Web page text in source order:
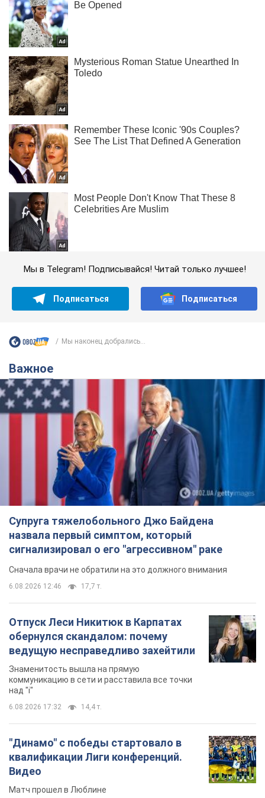
Мы в Telegram! Подписывайся! Читай только лучшее!
Подписаться Подписаться
Мы наконец добрались...
Важное
Супруга тяжелобольного Джо Байдена
назвала первый симптом, который
сигнализировал о его "агрессивном" раке
Сначала врачи не обратили на это должного внимания
6.08.2026 12:46 17,7 т.
Отпуск Леси Никитюк в Карпатах
обернулся скандалом: почему
ведущую несправедливо захейтили
Знаменитость вышла на прямую
коммуникацию в сети и расставила все точки
над "i"
6.08.2026 17:32 14,4 т.
"Динамо" с победы стартовало в
квалификации Лиги конференций.
Видео
Матч прошел в Люблине